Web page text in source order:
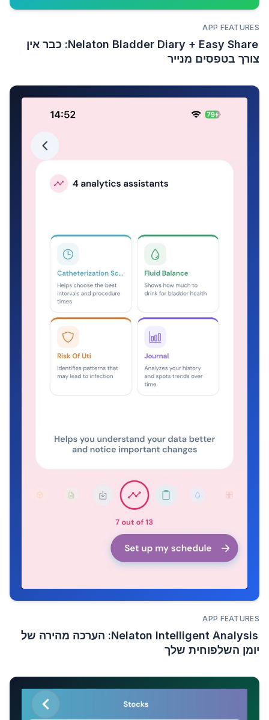
APP FEATURES
Nelaton Bladder Diary + Easy Share: כבר אין
צורך בטפסים מנייר
APP FEATURES
Nelaton Intelligent Analysis: הערכה מהירה של
יומן השלפוחית שלך